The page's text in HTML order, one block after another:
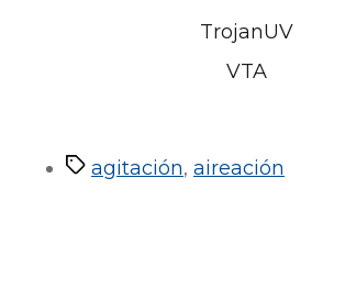
TrojanUV
VTA
Etiquetas
agitación, aireación